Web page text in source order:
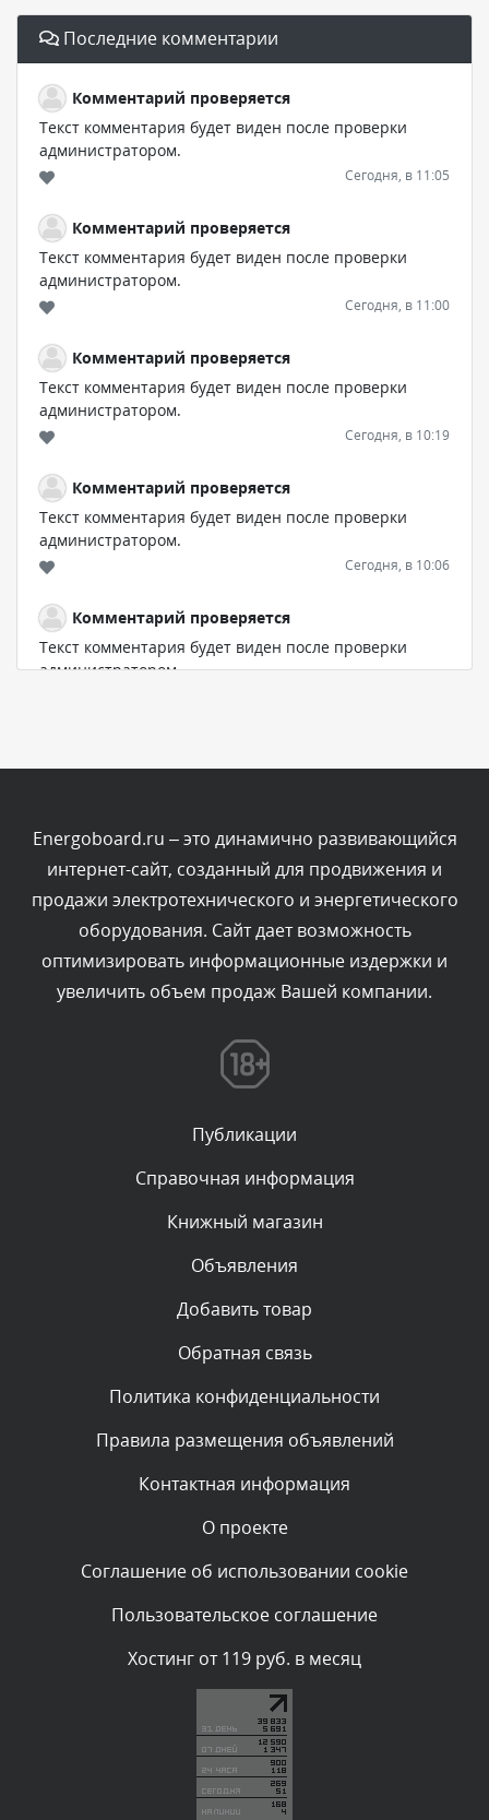
Последние комментарии
Комментарий проверяется
Текст комментария будет виден после проверки
администратором.
Сегодня, в 11:05
Комментарий проверяется
Текст комментария будет виден после проверки
администратором.
Сегодня, в 11:00
Комментарий проверяется
Текст комментария будет виден после проверки
администратором.
Сегодня, в 10:19
Комментарий проверяется
Текст комментария будет виден после проверки
администратором.
Сегодня, в 10:06
Комментарий проверяется
Текст комментария будет виден после проверки
администратором.
Комментарий проверяется
Текст комментария будет виден после проверки
администратором.
Сегодня, в 04:34
Комментарий проверяется
Текст комментария будет виден после проверки
Комментарий проверяется
Текст комментария будет виден после проверки
администратором.
Комментарий проверяется
администратором.
Комментарий проверяется
администратором.
Комментарий проверяется
администратором.
Комментарий проверяется
Текст комментария будет виден после проверки
Комментарий проверяется
Текст комментария будет виден после проверки
Energoboard.ru – это динамично развивающийся
интернет-сайт, созданный для продвижения и
продажи электротехнического и энергетического
оборудования. Сайт дает возможность
оптимизировать информационные издержки и
увеличить объем продаж Вашей компании.
Публикации
Справочная информация
Книжный магазин
Объявления
Добавить товар
Обратная связь
Политика конфиденциальности
Правила размещения объявлений
Контактная информация
О проекте
Соглашение об использовании cookie
Пользовательское соглашение
Хостинг от 119 руб. в месяц